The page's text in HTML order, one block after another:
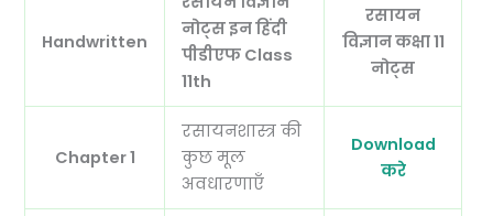
Handwritten
नोट्स इन हिंदी
पीडीएफ Class
11th
रसायन
विज्ञान कक्षा 11
नोट्स
Chapter 1
रसायनशास्त्र की
कुछ मूल
अवधारणाएँ
Download
करे